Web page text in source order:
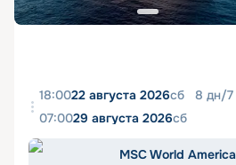
18:0022 августа 2026сб 8 дн/7
07:0029 августа 2026сб
MSC World America